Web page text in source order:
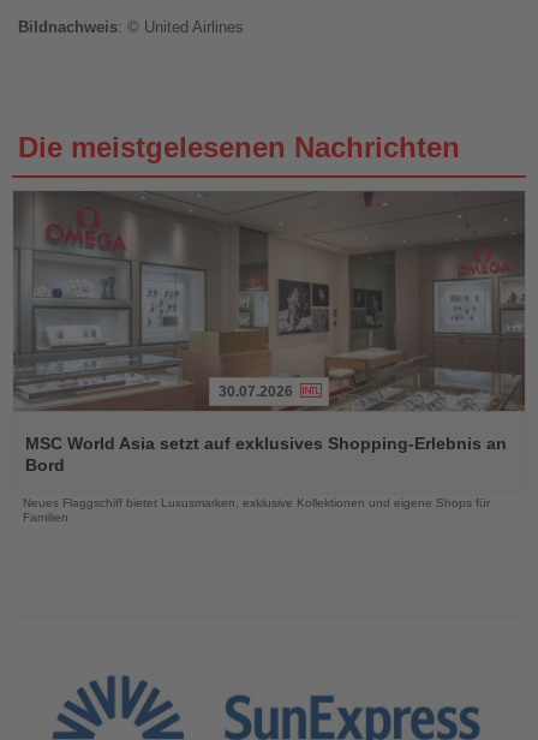
Bildnachweis: © United Airlines
Die meistgelesenen Nachrichten
Sie
die
30.07.2026
MSC World Asia setzt auf exklusives Shopping-Erlebnis an
Bord
Neues Flaggschiff bietet Luxusmarken, exklusive Kollektionen und eigene Shops für
Familien